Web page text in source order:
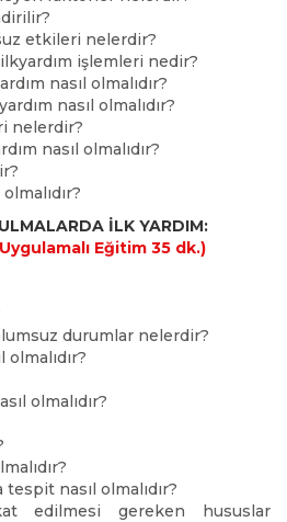
etkileri nelerdir?
işlemleri nedir?
nasıl olmalıdır?
nasıl olmalıdır?
nelerdir?
nasıl olmalıdır?
İLK YARDIM:
Eğitim 35 dk.)
durumlar nelerdir?
olmalıdır?
olmalıdır?
tespit nasıl olmalıdır?
edilmesi gereken hususlar